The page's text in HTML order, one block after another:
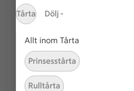
Tårta Dölj -
Allt inom Tårta
Prinsesstårta
Rulltårta